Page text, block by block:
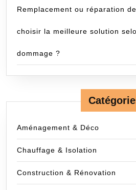
Remplacement ou réparation
choisir la meilleure solution
dommage ?
Aménagement & Déco
Chauffage & Isolation
Construction & Rénovation